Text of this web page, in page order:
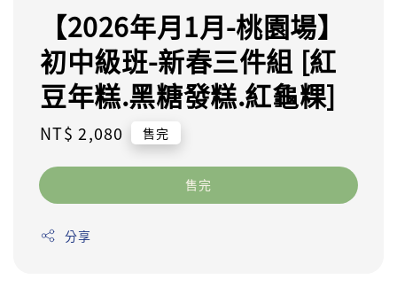
【2026年月1月-桃園場】
初中級班-新春三件組 [紅
豆年糕.黑糖發糕.紅龜粿]
Regular
NT$ 2,080 售完
售完
分享